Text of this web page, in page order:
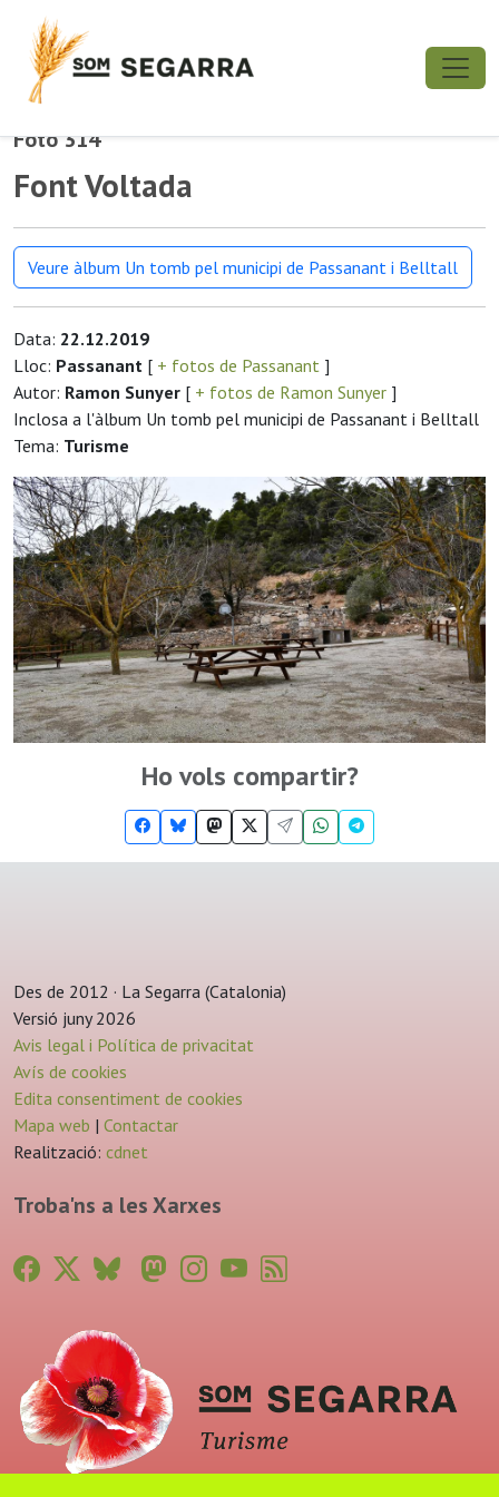
Foto 314
Font Voltada
Veure àlbum Un tomb pel municipi de Passanant i Belltall
Data: 22.12.2019
Lloc: Passanant [ + fotos de Passanant ]
Autor: Ramon Sunyer [ + fotos de Ramon Sunyer ]
Inclosa a l'àlbum Un tomb pel municipi de Passanant i Belltall
Tema: Turisme
Ho vols compartir?
Des de 2012 · La Segarra (Catalonia)
Versió juny 2026
Avis legal i Política de privacitat
Avís de cookies
Edita consentiment de cookies
Mapa web | Contactar
Realització: cdnet
Troba'ns a les Xarxes